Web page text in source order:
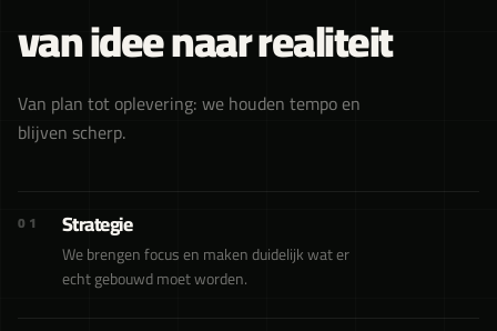
van idee naar realiteit
Van plan tot oplevering: we houden tempo en
blijven scherp.
01 Strategie
We brengen focus en maken duidelijk wat er
echt gebouwd moet worden.